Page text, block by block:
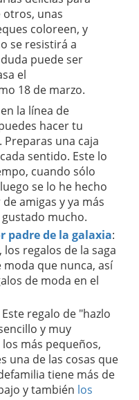
otros, unas
coloreen, y
se resistirá a
puede ser
el
18 de marzo.
en la línea de
hacer tu
una caja
sentido. Este lo
cuando sólo
se lo he hecho
amigas y ya más
mucho.
padre de la galaxia:
regalos de la saga
moda que nunca, así
de moda en el
Este regalo de "hazlo
y muy
más pequeños,
una de las cosas que
tiene más de
y también los